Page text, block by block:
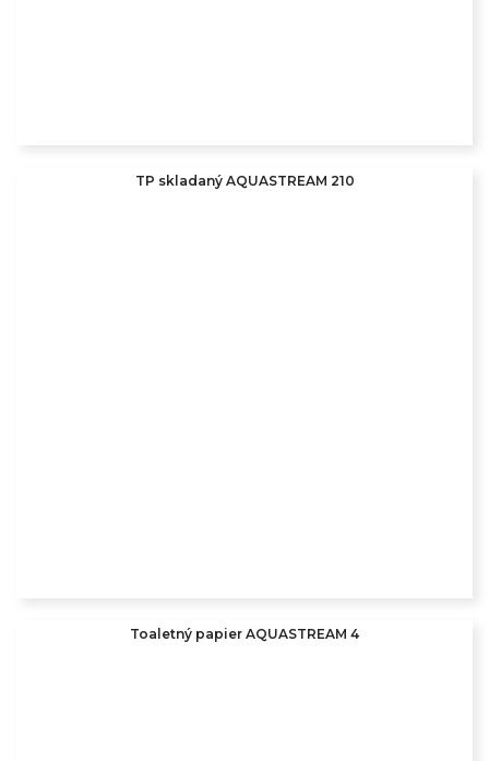
TP skladaný AQUASTREAM 210
Toaletný papier AQUASTREAM 4